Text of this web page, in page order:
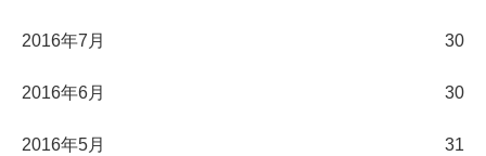
2016年7月 30
2016年6月 30
2016年5月 31